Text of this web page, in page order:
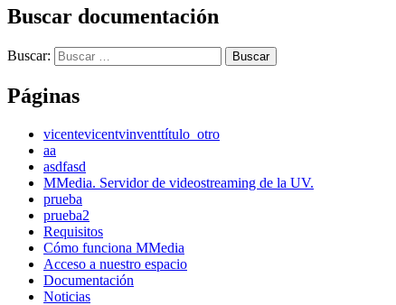
Buscar documentación
Buscar:
Páginas
vicentevicentvinventtítulo_otro
aa
asdfasd
MMedia. Servidor de videostreaming de la UV.
prueba
prueba2
Requisitos
Cómo funciona MMedia
Acceso a nuestro espacio
Documentación
Noticias